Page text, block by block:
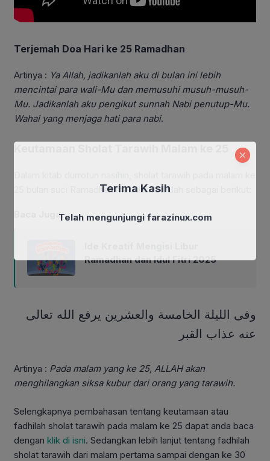
Terjemah Doa Hari ke 25 Ramadhan
Artinya : Ya Allah, jadikanlah aku di bulan ini lebih
mencintai para wali-Mu dan memusuhi musuh-musuh-
Mu. Jadikanlah aku pengikut sunnah Nabi penutup-Mu.
Wahai yang menjaga hati para nabi.
Keutamaan Sholat Tarawih Malam ke 25
25 bulan suci Ramadhan memiliki fadhilah sebagai berikut:
Baca Juga:
Ramadhan dan Idul Fitri 2025
وفى الليلة الخامسة والعشرين يرفع الله تعالى
عنه عذاب القبر
Artinya : Pada malam yang ke 25, ALLAH akan
menghilangkan siksa kubur dari orang yang tarawih.
Selengkapnya pembahasan tentang keutamaan atau
fadhilah sholat tarawih pada malam ke 25 dapat anda baca
dengan klik di isni. Sedangkan lebih lanjut tentang fadhilah
sholat tarawih dari malam pertama sampai dengan ke 30
Terima Kasih
Telah mengunjungi farazinux.com